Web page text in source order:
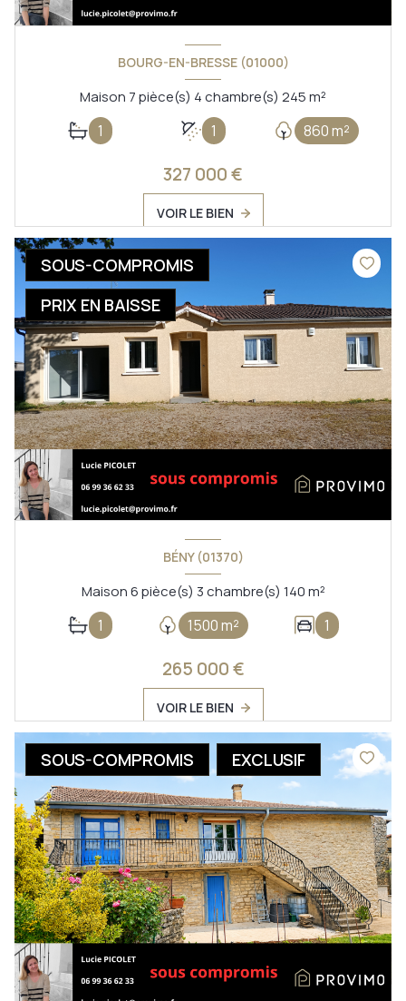
BOURG-EN-BRESSE (01000)
Maison 7 pièce(s) 4 chambre(s) 245 m²
1 1 860 m²
327 000 €
VOIR LE BIEN
SOUS-COMPROMIS
PRIX EN BAISSE
BÉNY (01370)
Maison 6 pièce(s) 3 chambre(s) 140 m²
1 1500 m² 1
265 000 €
VOIR LE BIEN
SOUS-COMPROMIS EXCLUSIF